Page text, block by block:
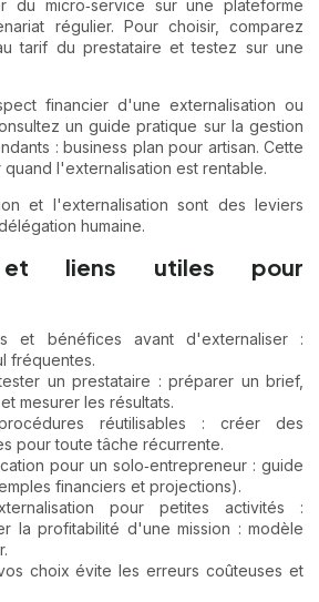
du micro‑service sur une plateforme
régulier. Pour choisir, comparez
tarif du prestataire et testez sur une
financier d'une externalisation ou
un guide pratique sur la gestion
: business plan pour artisan. Cette
l'externalisation est rentable.
et l'externalisation sont des leviers
humaine.
et liens utiles pour
et bénéfices avant d'externaliser :
fréquentes.
un prestataire : préparer un brief,
mesurer les résultats.
réutilisables : créer des
pour toute tâche récurrente.
pour un solo‑entrepreneur : guide
financiers et projections).
pour petites activités :
la profitabilité d'une mission : modèle
.
choix évite les erreurs coûteuses et